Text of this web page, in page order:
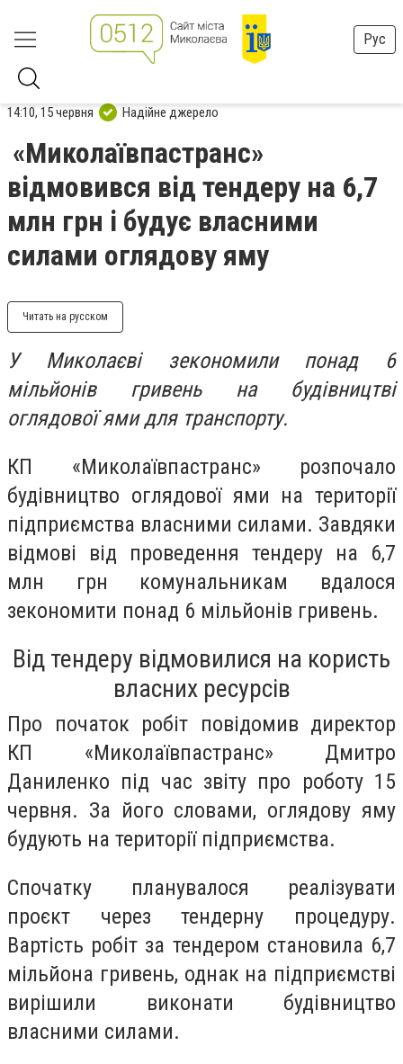
Рус
14:10, 15 червня Надійне джерело
«Миколаївпастранс»
відмовився від тендеру на 6,7
млн грн і будує власними
силами оглядову яму
Читать на русском
У Миколаєві зекономили понад 6
мільйонів гривень на будівництві
оглядової ями для транспорту.
КП «Миколаївпастранс» розпочало
будівництво оглядової ями на території
підприємства власними силами. Завдяки
відмові від проведення тендеру на 6,7
млн грн комунальникам вдалося
зекономити понад 6 мільйонів гривень.
Від тендеру відмовилися на користь
власних ресурсів
Про початок робіт повідомив директор
КП «Миколаївпастранс» Дмитро
Даниленко під час звіту про роботу 15
червня. За його словами, оглядову яму
будують на території підприємства.
Спочатку планувалося реалізувати
проєкт через тендерну процедуру.
Вартість робіт за тендером становила 6,7
мільйона гривень, однак на підприємстві
вирішили виконати будівництво
власними силами.